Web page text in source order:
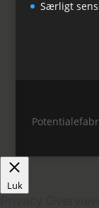
Særligt
Luk